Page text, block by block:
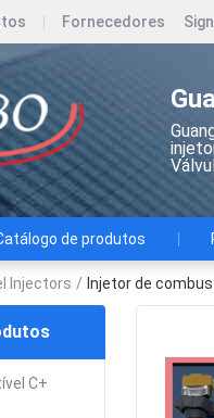
Fornecedores
de produtos
Injectors / Injetor de
C+